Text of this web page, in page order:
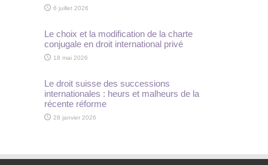
6 juillet 2026
Le choix et la modification de la charte
conjugale en droit international privé
18 mai 2026
Le droit suisse des successions
internationales : heurs et malheurs de la
récente réforme
28 janvier 2026